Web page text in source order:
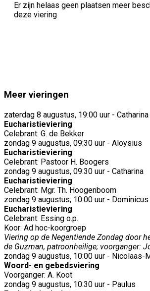
Er zijn helaas geen plaatsen meer
deze viering
Meer vieringen
zaterdag 8 augustus, 19:00 uur - Catharina
Eucharistieviering
Celebrant: G. de Bekker
zondag 9 augustus, 09:30 uur - Aloysius
Eucharistieviering
Celebrant: Pastoor H. Boogers
zondag 9 augustus, 09:30 uur - Catharina
Eucharistieviering
Celebrant: Mgr. Th. Hoogenboom
zondag 9 augustus, 10:00 uur - Dominicus
Eucharistieviering
Celebrant: Essing o.p.
Koor: Ad hoc-koorgroep
Viering op de Negentiende Zondag door
de Guzman, patroonheilige; voorganger:
zondag 9 augustus, 10:00 uur - Nicolaas-
Woord- en gebedsviering
Voorganger: A. Koot
zondag 9 augustus, 10:30 uur - Paulus